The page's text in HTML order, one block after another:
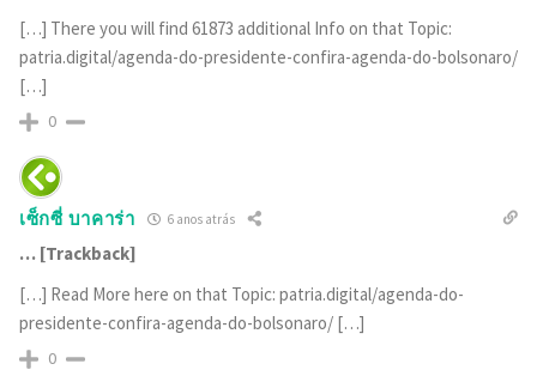
[…] There you will find 61873 additional Info on that Topic:
patria.digital/agenda-do-presidente-confira-agenda-do-bolsonaro/
[…]
0
เซ็กซี่ บาคาร่า 6 anos atrás
… [Trackback]
[…] Read More here on that Topic: patria.digital/agenda-do-
presidente-confira-agenda-do-bolsonaro/ […]
0